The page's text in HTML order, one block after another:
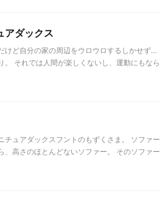
アダックス
けど自分の家の周辺をウロウロするしかせず…
それでは人間が楽しくないし、運動にもなら
ュアダックスフントのもずくさま。 ソファー
高さのほとんどないソファー。 そのソファー